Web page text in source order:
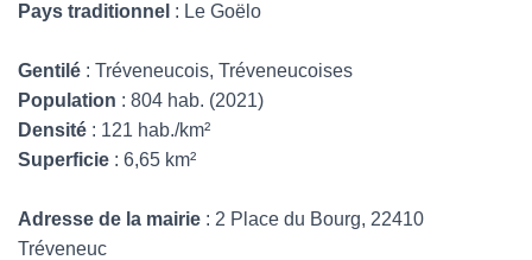
Pays traditionnel : Le Goëlo
Gentilé : Tréveneucois, Tréveneucoises
Population : 804 hab. (2021)
Densité : 121 hab./km²
Superficie : 6,65 km²
Adresse de la mairie : 2 Place du Bourg, 22410
Tréveneuc